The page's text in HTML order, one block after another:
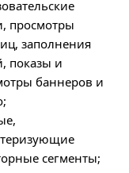
просмотры
заполнения
показы и
баннеров и
сегменты;